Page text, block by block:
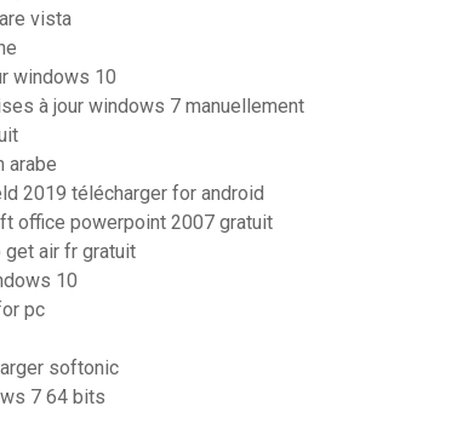
vista
windows 10
à jour windows 7 manuellement
arabe
2019 télécharger for android
office powerpoint 2007 gratuit
air fr gratuit
10
pc
softonic
7 64 bits